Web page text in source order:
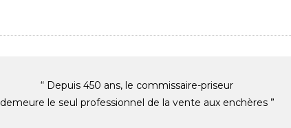
“ Depuis 450 ans, le commissaire-priseur
demeure le seul professionnel de la vente aux enchères ”